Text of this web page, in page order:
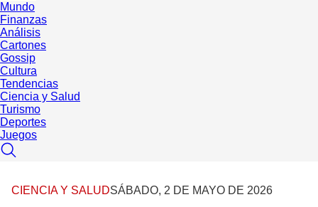
Mundo
Finanzas
Análisis
Cartones
Gossip
Cultura
Tendencias
Ciencia y Salud
Turismo
Deportes
Juegos
CIENCIA Y SALUDSÁBADO, 2 DE MAYO DE 2026